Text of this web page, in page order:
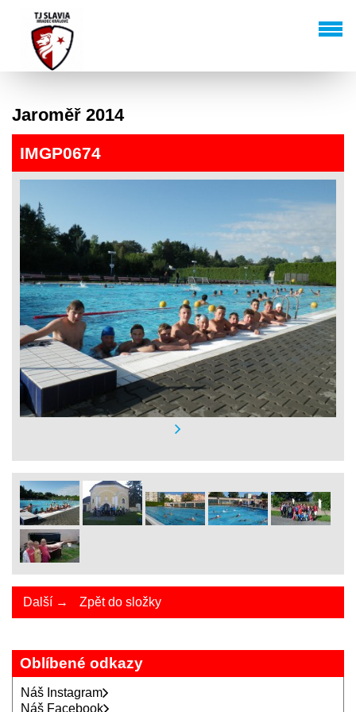
Jaroměř 2014
IMGP0674
Další → Zpět do složky
Oblíbené odkazy
Náš Instagram
Náš Facebook